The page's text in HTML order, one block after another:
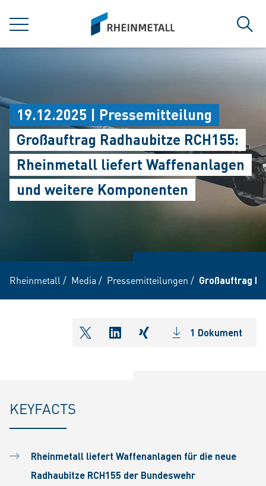
MENÜ
siteLogo
19.12.2025 | Pressemitteilung
Großauftrag Radhaubitze RCH155:
Rheinmetall liefert Waffenanlagen
und weitere Komponenten
Rheinmetall / Media / Pressemitteilungen / Großauftrag
shareOntwitter
shareOnlinkedIn
shareOnxing1 Dokument
KEYFACTS
Rheinmetall liefert Waffenanlagen für die neue
Radhaubitze RCH155 der Bundeswehr